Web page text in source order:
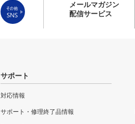
メールマガジン
配信サービス
サポート
対応情報
サポート・修理終了品情報